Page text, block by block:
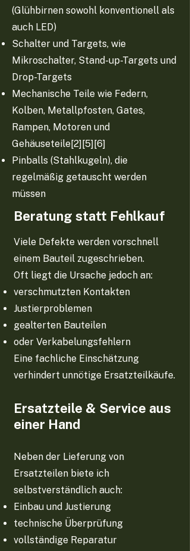
(Glühbirnen sowohl konventionell als
auch LED)
Schalter und Targets, wie
Mikroschalter, Stand-up-Targets und
Drop-Targets
Mechanische Teile wie Federn,
Kolben, Metallpfosten, Gates,
Rampen, Motoren und
Gehäuseteile[2][5][6]
Pinballs (Stahlkugeln), die
regelmäßig getauscht werden
müssen
Beratung statt Fehlkauf
Viele Defekte werden vorschnell
einem Bauteil zugeschrieben.
Oft liegt die Ursache jedoch an:
verschmutzten Kontakten
Justierproblemen
gealterten Bauteilen
oder Verkabelungsfehlern
Eine fachliche Einschätzung
verhindert unnötige Ersatzteilkäufe.
Ersatzteile & Service aus
einer Hand
Neben der Lieferung von
Ersatzteilen biete ich
selbstverständlich auch:
Einbau und Justierung
technische Überprüfung
vollständige Reparatur